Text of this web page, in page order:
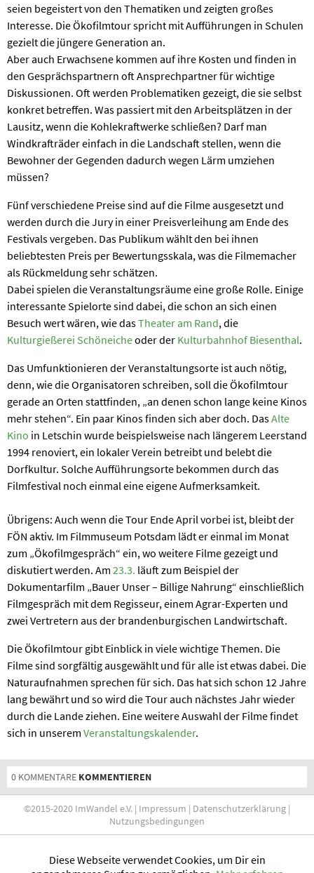
seien begeistert von den Thematiken und zeigten großes
Interesse. Die Ökofilmtour spricht mit Aufführungen in Schulen
gezielt die jüngere Generation an.
Aber auch Erwachsene kommen auf ihre Kosten und finden in
den Gesprächspartnern oft Ansprechpartner für wichtige
Diskussionen. Oft werden Problematiken gezeigt, die sie selbst
konkret betreffen. Was passiert mit den Arbeitsplätzen in der
Lausitz, wenn die Kohlekraftwerke schließen? Darf man
Windkrafträder einfach in die Landschaft stellen, wenn die
Bewohner der Gegenden dadurch wegen Lärm umziehen
müssen?
Fünf verschiedene Preise sind auf die Filme ausgesetzt und
werden durch die Jury in einer Preisverleihung am Ende des
Festivals vergeben. Das Publikum wählt den bei ihnen
beliebtesten Preis per Bewertungsskala, was die Filmemacher
als Rückmeldung sehr schätzen.
Dabei spielen die Veranstaltungsräume eine große Rolle. Einige
interessante Spielorte sind dabei, die schon an sich einen
Besuch wert wären, wie dasTheater am Rand, die
Kulturgießerei Schöneicheoder der Kulturbahnhof Biesenthal.
Das Umfunktionieren der Veranstaltungsorte ist auch nötig,
denn, wie die Organisatoren schreiben, soll die Ökofilmtour
gerade an Orten stattfinden, „an denen schon lange keine Kinos
mehr stehen“. Ein paar Kinos finden sich aber doch. DasAlte
Kino in Letschin wurde beispielsweise nach längerem Leerstand
1994 renoviert, ein lokaler Verein betreibt und belebt die
Dorfkultur. Solche Aufführungsorte bekommen durch das
Filmfestival noch einmal eine eigene Aufmerksamkeit.
Übrigens: Auch wenn die Tour Ende April vorbei ist, bleibt der
FÖN aktiv. Im Filmmuseum Potsdam lädt er einmal im Monat
zum „Ökofilmgespräch“ ein, wo weitere Filme gezeigt und
diskutiert werden. Am 23.3. läuft zum Beispiel der
Dokumentarfilm „Bauer Unser – Billige Nahrung“ einschließlich
Filmgespräch mit dem Regisseur, einem Agrar-Experten und
zwei Vertretern aus der brandenburgischen Landwirtschaft.
Die Ökofilmtour gibt Einblick in viele wichtige Themen. Die
Filme sind sorgfältig ausgewählt und für alle ist etwas dabei. Die
Naturaufnahmen sprechen für sich. Das hat sich schon 12 Jahre
lang bewährt und so wird die Tour auch nächstes Jahr wieder
durch die Lande ziehen. Eine weitere Auswahl der Filme findet
sich in unserem Veranstaltungskalender.
0 KOMMENTARE KOMMENTIEREN
©2015-2020 ImWandel e.V. | Impressum | Datenschutzerklärung |
Nutzungsbedingungen
Diese Webseite verwendet Cookies, um Dir ein